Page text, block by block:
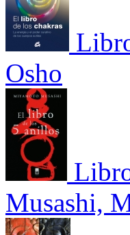
Osho
Musashi,